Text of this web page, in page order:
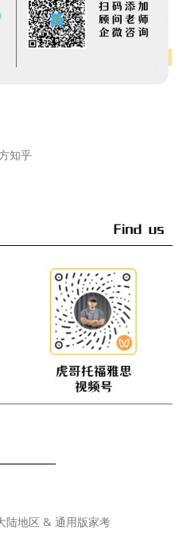
知乎
陆地区 & 通用版家考